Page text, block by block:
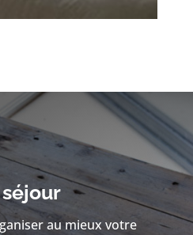
au mieux votre